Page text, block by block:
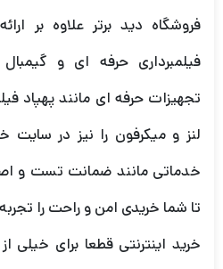
فروشگاه دید برتر علاوه بر
فیلمبرداری حرفه ای و
تجهیزات حرفه ای مانند پهپاد
لنز و میکرفون را نیز در سایت
خدماتی مانند ضمانت تست و
تا شما خریدی امن و راحت را
خرید اینترنتی قطعا برای